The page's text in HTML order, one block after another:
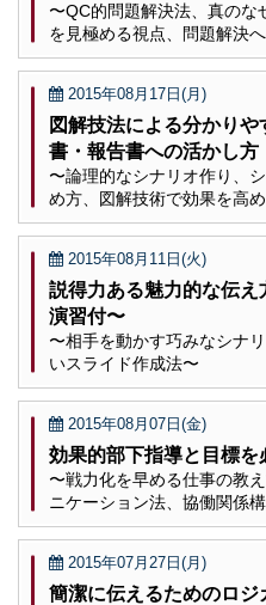
〜QC的問題解決法、真の
を見極める視点、問題解決
2015年08月17日(月)
図解技法による分かり
書・報告書への活かし
〜論理的なシナリオ作り、
め方、図解技術で効果を高
2015年08月11日(火)
説得力ある魅力的な伝
演習付〜
〜相手を動かす巧みなシナ
いスライド作成法〜
2015年08月07日(金)
効果的部下指導と目標
〜戦力化を早める仕事の教
ニケーション法、協働関係
2015年07月27日(月)
簡潔に伝えるためのロ